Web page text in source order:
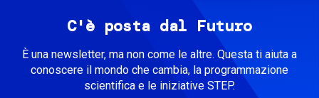
C'è posta dal Futuro
È una newsletter, ma non come le altre. Questa ti aiuta a
conoscere il mondo che cambia, la programmazione
scientifica e le iniziative STEP.